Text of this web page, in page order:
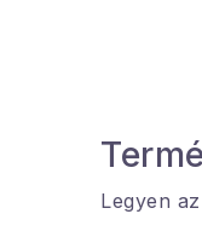
Legyen